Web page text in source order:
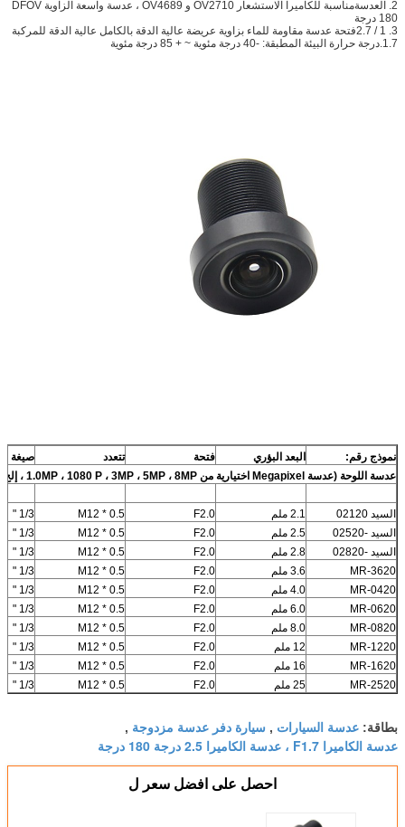
2. العدسة
مناسبة للكاميرا الاستشعار OV2710 و OV4689 ، عدسة واسعة الزاوية DFOV
180 درجة
3. 1 / 2.7
فتحة عدسة مقاومة للماء بزاوية عريضة عالية الدقة بالكامل عالية الدقة للمركبة
1.7.درجة حرارة البيئة المطبقة: -40 درجة مئوية ~ + 85 درجة مئوية
نموذج رقم: البعد البؤري فتحة تتعدد
صيغة
عدسة اللوحة (عدسة Megapixel اختيارية من 1.0MP ، 1080 P ، 3MP ، 5MP ، 8MP ، إلخ.)
السيد 02120 2.1 ملم F2.0
M12 * 0.5
1/3 "
السيد -02520
2.5 ملم F2.0
M12 * 0.5
1/3 "
السيد -02820
2.8 ملم F2.0
M12 * 0.5
1/3 "
MR-3620
3.6 ملم F2.0
M12 * 0.5
1/3 "
MR-0420
4.0 ملم F2.0
M12 * 0.5
1/3 "
MR-0620
6.0 ملم F2.0
M12 * 0.5
1/3 "
MR-0820
8.0 ملم F2.0
M12 * 0.5
1/3 "
MR-1220
12 ملم F2.0
M12 * 0.5
1/3 "
MR-1620
16 ملم F2.0
M12 * 0.5
1/3 "
MR-2520
25 ملم F2.0
M12 * 0.5
1/3 "
بطاقة: عدسة السيارات , سيارة دفر عدسة مزدوجة ,
عدسة الكاميرا F1.7 ، عدسة الكاميرا 2.5 درجة 180 درجة
احصل على افضل سعر ل